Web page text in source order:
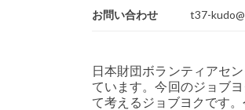
お問い合わせ t37-
日本財団ボランティアセ
ています。今回のジョブ
て考えるジョブヨクです